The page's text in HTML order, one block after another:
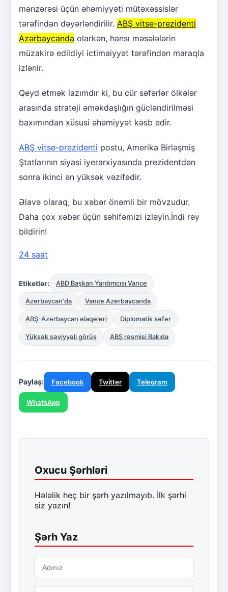
mənzərəsi üçün əhəmiyyəti mütəxəssislər
tərəfindən dəyərləndirilir. ABŞ vitse-prezidenti
Azərbaycanda olarkən, hansı məsələlərin
müzakirə edildiyi ictimaiyyət tərəfindən maraqla
izlənir.
Qeyd etmək lazımdır ki, bu cür səfərlər ölkələr
arasında strateji əməkdaşlığın gücləndirilməsi
baxımından xüsusi əhəmiyyət kəsb edir.
ABŞ vitse-prezidenti postu, Amerika Birləşmiş
Ştatlarının siyasi iyerarxiyasında prezidentdən
sonra ikinci ən yüksək vəzifədir.
Əlavə olaraq, bu xəbər önəmli bir mövzudur.
Daha çox xəbər üçün səhifəmizi izləyin.İndi rəy
bildirin!
24 saat
Etiketlər: ABD Başkan Yardımcısı Vance
Azerbaycan'da Vance Azerbaycanda
ABŞ-Azərbaycan əlaqələri Diplomatik səfər
Yüksək səviyyəli görüş ABŞ rəsmisi Bakıda
Paylaş: Facebook Twitter Telegram
WhatsApp
Oxucu Şərhləri
Hələlik heç bir şərh yazılmayıb. İlk şərhi
siz yazın!
Şərh Yaz